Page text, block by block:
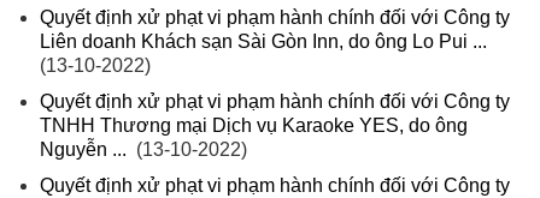
Quyết định xử phạt vi phạm hành chính đối với Công ty
Liên doanh Khách sạn Sài Gòn Inn, do ông Lo Pui ...
(13-10-2022)
Quyết định xử phạt vi phạm hành chính đối với Công ty
TNHH Thương mại Dịch vụ Karaoke YES, do ông
Nguyễn ... (13-10-2022)
Quyết định xử phạt vi phạm hành chính đối với Công ty